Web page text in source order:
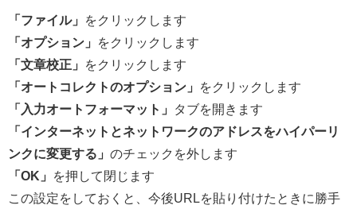
「ファイル」
をクリックします
「オプション」
をクリックします
「文章校正」
をクリックします
「オートコレクトのオプション」
をクリックします
「入力オートフォーマット」
タブを開きます
「インターネットとネットワークのアドレスをハイパーリ
ンクに変更する」 のチェックを外します
「OK」
を押して閉じます
この設定をしておくと、今後URLを貼り付けたときに勝手